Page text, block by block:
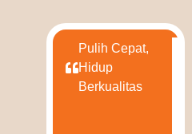
Pulih Cepat,
Hidup
Berkualitas